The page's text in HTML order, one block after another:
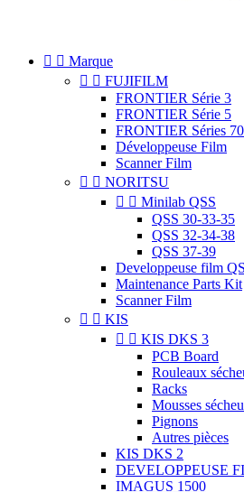
  Marque
  FUJIFILM
FRONTIER Série 3
FRONTIER Série 5
FRONTIER Séries
Développeuse Film
Scanner Film
  NORITSU
  Minilab QSS
QSS 30-33-35
QSS 32-34-38
QSS 37-39
Developpeuse film
Maintenance Parts Kit
Scanner Film
  KIS
  KIS DKS 3
PCB Board
Rouleaux
Racks
Mousses
Pignons
Autres pièces
KIS DKS 2
DEVELOPPEUSE
IMAGUS 1500